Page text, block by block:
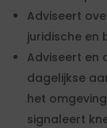
Adviseert
juridische en
Adviseert en
dagelijkse
het
signaleert